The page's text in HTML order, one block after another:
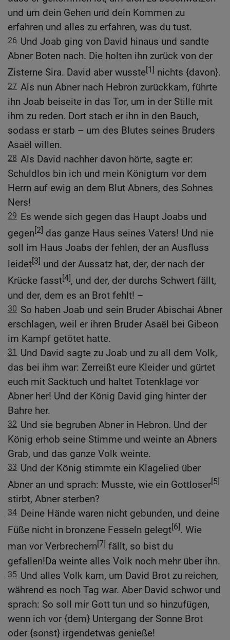
und um dein Gehen und dein Kommen zu
erfahren und alles zu erfahren, was du tust.
26 Und Joab ging von David hinaus und sandte
Abner Boten nach. Die holten ihn zurück von der
Zisterne Sira. David aber wusste[1] nichts {davon}.
27 Als nun Abner nach Hebron zurückkam, führte
ihn Joab beiseite in das Tor, um in der Stille mit
ihm zu reden. Dort stach er ihn in den Bauch,
sodass er starb – um des Blutes seines Bruders
Asaël willen.
28 Als David nachher davon hörte, sagte er:
Schuldlos bin ich und mein Königtum vor dem
Herrn auf ewig an dem Blut Abners, des Sohnes
Ners!
29 Es wende sich gegen das Haupt Joabs und
gegen[2] das ganze Haus seines Vaters! Und nie
soll im Haus Joabs der fehlen, der an Ausfluss
leidet[3] und der Aussatz hat, der, der nach der
Krücke fasst[4], und der, der durchs Schwert fällt,
und der, dem es an Brot fehlt! –
30 So haben Joab und sein Bruder Abischai Abner
erschlagen, weil er ihren Bruder Asaël bei Gibeon
im Kampf getötet hatte.
31 Und David sagte zu Joab und zu all dem Volk,
das bei ihm war: Zerreißt eure Kleider und gürtet
euch mit Sacktuch und haltet Totenklage vor
Abner her! Und der König David ging hinter der
Bahre her.
32 Und sie begruben Abner in Hebron. Und der
König erhob seine Stimme und weinte an Abners
Grab, und das ganze Volk weinte.
33 Und der König stimmte ein Klagelied über
Abner an und sprach: Musste, wie ein Gottloser[5]
stirbt, Abner sterben?
34 Deine Hände waren nicht gebunden, und deine
Füße nicht in bronzene Fesseln gelegt[6]. Wie
man vor Verbrechern[7] fällt, so bist du
gefallen!Da weinte alles Volk noch mehr über ihn.
35 Und alles Volk kam, um David Brot zu reichen,
während es noch Tag war. Aber David schwor und
sprach: So soll mir Gott tun und so hinzufügen,
wenn ich vor {dem} Untergang der Sonne Brot
oder {sonst} irgendetwas genieße!